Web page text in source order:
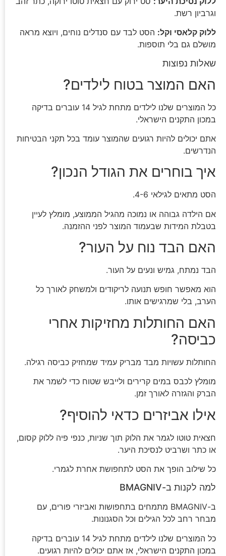
וגרביון רשת.
ללוק קלאסי וקל: הסט לבד עם סנדלים נוחים, ויוצא מראה
מושלם גם בלי תוספות.
שאלות נפוצות
האם המוצר בטוח לילדים?
כל המוצרים שלנו לילדים מתחת לגיל 14 עוברים בדיקה
במכון התקנים הישראלי.
אתם יכולים להיות רגועים שהמוצר עומד בכל תקני הבטיחות
הנדרשים.
איך בוחרים את הגודל הנכון?
הסט מתאים לגילאי 4-6.
אם הילדה גבוהה או נמוכה מהגיל הממוצע, מומלץ לעיין
בטבלת המידות שבעמוד המוצר לפני ההזמנה.
האם הבד נוח על העור?
הבד נמתח, גמיש ונעים על העור.
הוא מאפשר חופש תנועה לריקודים ולמשחק לאורך כל
הערב, בלי שמרגישים אותו.
האם החותלות מחזיקות אחרי
כביסה?
החותלות עשויות מבד מבריק עמיד שמחזיק כביסה רגילה.
מומלץ לכבס במים קרירים ולייבש שטוח כדי לשמר את
הברק והגזרה לאורך זמן.
אילו אביזרים כדאי להוסיף?
חצאית טוטו לגמר את הלוק תוך שניות, כנפי פיה ללוק קסום,
או כתר ושרביט לנסיכת היער.
כל שילוב הופך את הסט לתחפושת אחרת לגמרי.
למה לקנות ב-BMAGNIV
ב-BMAGNIV מתמחים בתחפושות ואביזרי פורים, עם
מבחר רחב לכל הגילים וכל הסגנונות.
כל המוצרים שלנו לילדים מתחת לגיל 14 עוברים בדיקה
במכון התקנים הישראלי, אז אתם יכולים להיות רגועים.